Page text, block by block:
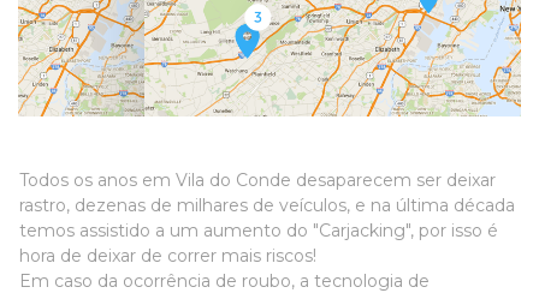
Todos os anos em Vila do Conde desaparecem ser deixar
rastro, dezenas de milhares de veículos, e na última década
temos assistido a um aumento do "Carjacking", por isso é
hora de deixar de correr mais riscos!
Em caso da ocorrência de roubo, a tecnologia de